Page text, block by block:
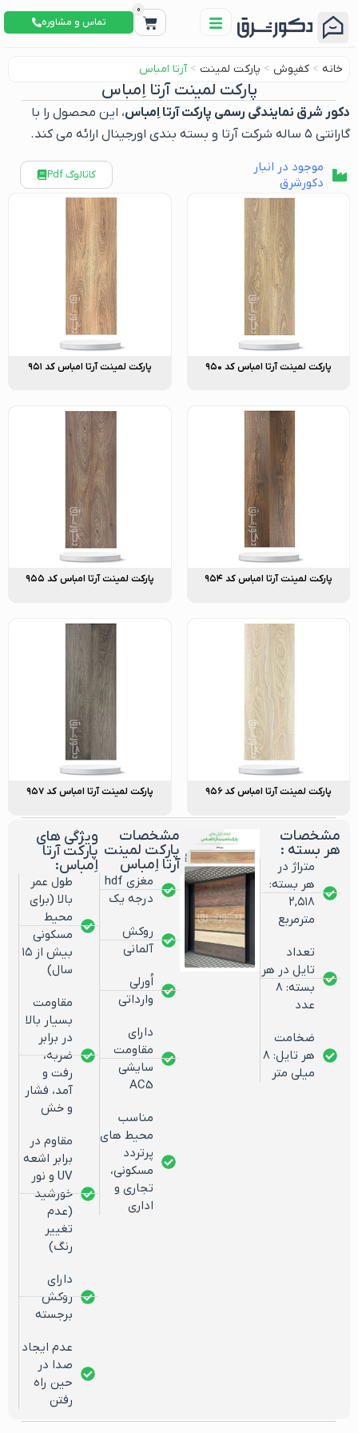
0
تماس و مشاوره
خانه > کفپوش > پارکت لمینت > آرتا امباس
پارکت لمینت آرتا اِمباس
دکور شرق نمایندگی رسمی پارکت آرتا اِمباس، این محصول را با
گارانتی ۵ ساله شرکت آرتا و بسته بندی اورجینال ارائه می کند.
موجود در انبار
دکورشرق
کاتالوگ Pdf
پارکت لمینت آرتا امباس کد ۹۵۰ پارکت لمینت آرتا امباس کد ۹۵۱
پارکت لمینت آرتا امباس کد ۹۵۴ پارکت لمینت آرتا امباس کد ۹۵۵
پارکت لمینت آرتا امباس کد ۹۵۶ پارکت لمینت آرتا امباس کد ۹۵۷
مشخصات
هر بسته :
متراژ در
هر بسته:
۲,۵۱۸
مترمربع
تعداد
تایل در هر
بسته: ۸
عدد
ضخامت
هر تایل: ۸
میلی متر
مشخصات
پارکت لمینت
آرتا اِمباس
مغزی hdf
درجه یک
روکش
آلمانی
اُورلی
وارداتی
دارای
مقاومت
سایشی
AC5
مناسب
محیط های
پرتردد
مسکونی،
تجاری و
اداری
ویژگی های
پارکت آرتا
اِمباس:
طول عمر
بالا (برای
محیط
مسکونی
بیش از ۱۵
سال)
مقاومت
بسیار بالا
در برابر
ضربه،
رفت و
آمد، فشار
و خش
مقاوم در
برابر اشعه
UV و نور
خورشید
(عدم
تغییر
رنگ)
دارای
روکش
برجسته
عدم ایجاد
صدا در
حین راه
رفتن